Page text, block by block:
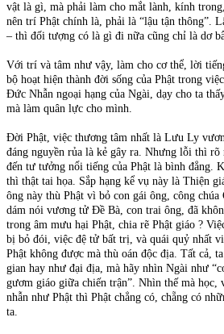
vật là gì, mà phải làm cho mắt lành, kính
nên trí Phật chính là, phải là “lậu tận thông”.
– thì đối tượng có là gì đi nữa cũng chỉ là dơ
Với trí và tâm như vậy, làm cho cơ thể, lời
bộ hoạt hiện thành đời sống của Phật trong
Đức Nhẫn ngoại hạng của Ngài, dạy cho ta
mà làm quân lực cho mình.
Đời Phật, việc thương tâm nhất là Lưu Ly
đáng nguyền rủa là kẻ gây ra. Nhưng lỗi thì
đến tư tưởng nổi tiếng của Phật là bình đẳng.
thì thật tai họa. Sắp hạng kể vụ này là Thiện
ông này thù Phật vì bỏ con gái ông, công
dám nói vương tử Đề Bà, con trai ông, đã
trong âm mưu hại Phật, chia rẽ Phật giáo ?
bị bỏ đói, việc đệ tử bất trị, và quái quỷ nhất
Phật không được mà thù oán độc địa. Tất cả,
gian hay như đại địa, mà hãy nhìn Ngài như
gươm giáo giữa chiến trận”. Nhìn thế mà học,
nhẫn như Phật thì Phật chẳng có, chẵng có
ta.